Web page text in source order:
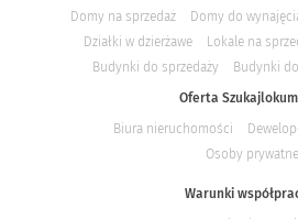
Domy na sprzedaż
Domy do
Działki w dzierżawe
Lokale na
Budynki do sprzedaży
Budynki
Oferta
Biura nieruchomości
Osoby prywatne
Warunki